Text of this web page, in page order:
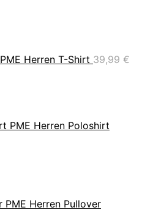
PME Herren T-Shirt 39,99 €
PME Herren Poloshirt
PME Herren Pullover